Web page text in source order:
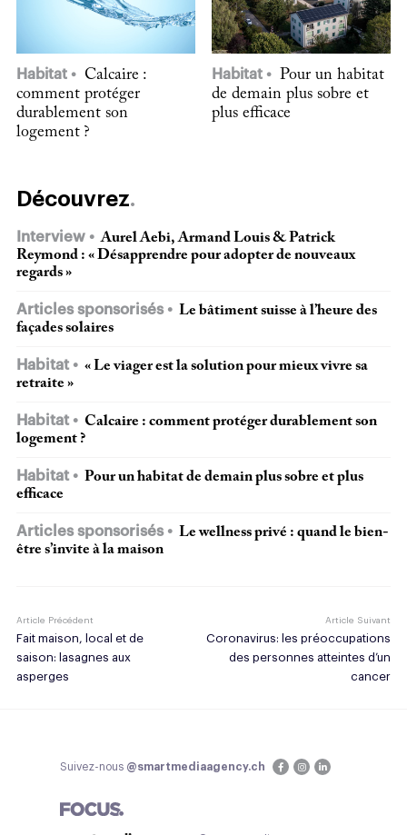
Habitat
Calcaire :
comment protéger
durablement son
logement ?
Habitat
Pour un habitat
de demain plus sobre et
plus efficace
Découvrez
Interview
Aurel Aebi, Armand Louis & Patrick
Reymond : « Désapprendre pour adopter de nouveaux
regards »
Articles sponsorisés
Le bâtiment suisse à l’heure des
façades solaires
Habitat
« Le viager est la solution pour mieux vivre sa
retraite »
Habitat
Calcaire : comment protéger durablement son
logement ?
Habitat
Pour un habitat de demain plus sobre et plus
efficace
Articles sponsorisés
Le wellness privé : quand le bien-
être s’invite à la maison
Article Précédent
Fait maison, local et de
saison: lasagnes aux
asperges
Article Suivant
Coronavirus: les préoccupations
des personnes atteintes d’un
cancer
Suivez-nous @smartmediaagency.ch